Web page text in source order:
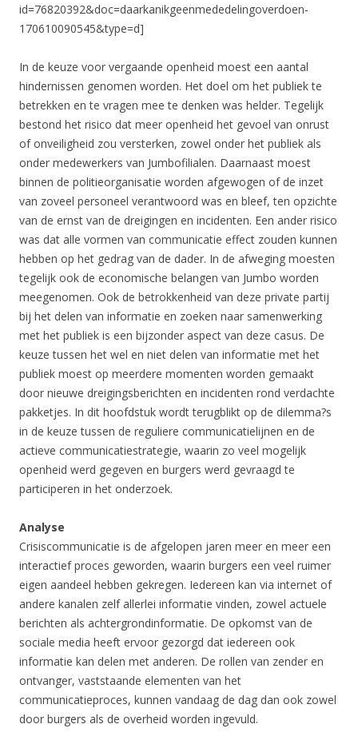
id=76820392&doc=daarkanikgeenmededelingoverdoen-
170610090545&type=d]
In de keuze voor vergaande openheid moest een aantal
hindernissen genomen worden. Het doel om het publiek te
betrekken en te vragen mee te denken was helder. Tegelijk
bestond het risico dat meer openheid het gevoel van onrust
of onveiligheid zou versterken, zowel onder het publiek als
onder medewerkers van Jumbofilialen. Daarnaast moest
binnen de politieorganisatie worden afgewogen of de inzet
van zoveel personeel verantwoord was en bleef, ten opzichte
van de ernst van de dreigingen en incidenten. Een ander risico
was dat alle vormen van communicatie effect zouden kunnen
hebben op het gedrag van de dader. In de afweging moesten
tegelijk ook de economische belangen van Jumbo worden
meegenomen. Ook de betrokkenheid van deze private partij
bij het delen van informatie en zoeken naar samenwerking
met het publiek is een bijzonder aspect van deze casus. De
keuze tussen het wel en niet delen van informatie met het
publiek moest op meerdere momenten worden gemaakt
door nieuwe dreigingsberichten en incidenten rond verdachte
pakketjes. In dit hoofdstuk wordt terugblikt op de dilemma?s
in de keuze tussen de reguliere communicatielijnen en de
actieve communicatiestrategie, waarin zo veel mogelijk
openheid werd gegeven en burgers werd gevraagd te
participeren in het onderzoek.
Analyse
Crisiscommunicatie is de afgelopen jaren meer en meer een
interactief proces geworden, waarin burgers een veel ruimer
eigen aandeel hebben gekregen. Iedereen kan via internet of
andere kanalen zelf allerlei informatie vinden, zowel actuele
berichten als achtergrondinformatie. De opkomst van de
sociale media heeft ervoor gezorgd dat iedereen ook
informatie kan delen met anderen. De rollen van zender en
ontvanger, vaststaande elementen van het
communicatieproces, kunnen vandaag de dag dan ook zowel
door burgers als de overheid worden ingevuld.